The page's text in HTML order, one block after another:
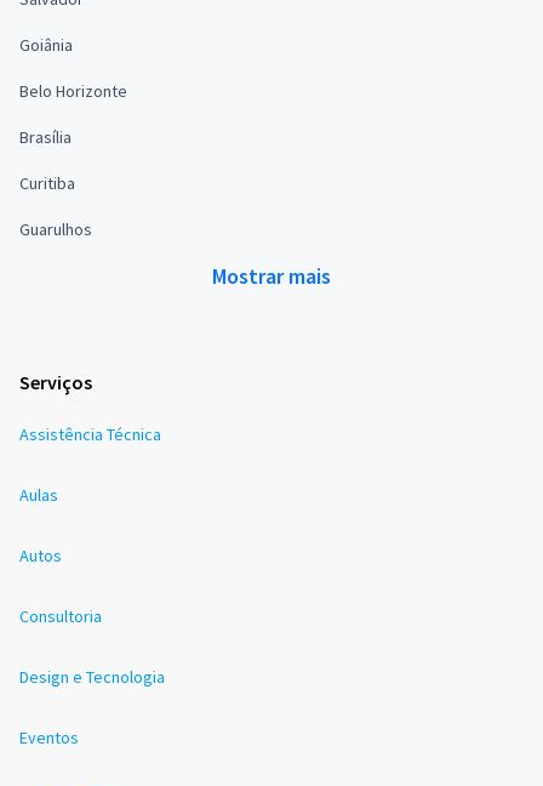
Goiânia
Belo Horizonte
Brasília
Curitiba
Guarulhos
Mostrar mais
Serviços
Assistência Técnica
Aulas
Autos
Consultoria
Design e Tecnologia
Eventos